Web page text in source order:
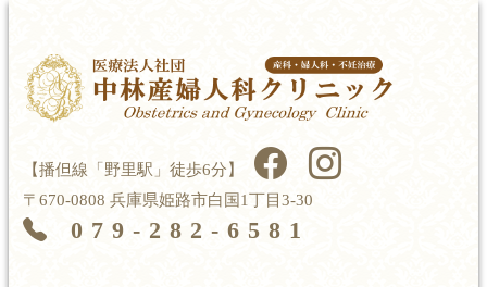
【播但線「野里駅」徒歩6分】
〒670-0808 兵庫県姫路市白国1丁目3-30
079-282-6581